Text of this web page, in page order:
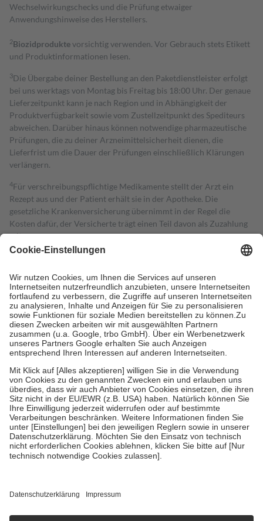
Wechselwirkungschecks und die Prüfung etwaiger
Anwendungshinweise des Herstellers.
2Biozidproduktevorsichtig verwenden. Vor Gebrauch stets Etikett
und Produktinformationen lesen.
3Die Übergabe deiner Bestellung an den Paketdienstleister erfolgt
bei uns werktags von Montag bis Freitag bis 18:00 Uhr. Der genaue
Lieferzeitpunkt kann je nach Region und in Abhängigkeit der
Produktverfügbarkeit sowie vom Zustellzeitpunkt des Spediteurs
abweichen. Darüber hinaus können notwendige pharmazeutische
Prüfungen, die zu deiner Arzneimittelsicherheit dienen, die
Lieferfrist um die Dauer der Prüfungen einschließlich Klärungen
verlängern.
4Für verschreibungspflichtige Medikamente stellt der Arzt ein
Rezept aus und der Patient erhält sie in der Apotheke. Die
gesetzliche Krankenversicherung übernimmt in der Regel die
Kosten dafür, der Versicherte trägt einen Teil davon als Zuzahlung
mit.
Grundsätzlich leisten Mitglieder Zuzahlungen in Höhe von zehn
höchstens zehn Euro.
Es sind jedoch nie mehr als die tatsächlichen
Kosten der Leistung zu entrichten.
Diese Regeln gelten grundsätzlich auch für Online-Apotheken.
Bei Heilmitteln und häuslicher Krankenpflege beträgt die
Zuzahlung zehn Prozent der Kosten sowie zehn Euro je
Verordnung.
Um das Engagement der Versicherten für ihre eigene Gesundheit zu
stärken und die besondere Stellung der Familie zu unterstützen,
fallenkeine Zuzahlungenan bei:
• Kindern und Jugendlichen bis zum vollendeten 18. Lebensjahr
mit Ausnahme der Fahrkosten
• Untersuchungen zur Vorsorge und Früherkennung, die von der
GKV getragen werden
• empfohlenen Schutzimpfungen
• Harn- und Blutteststreifen
getroffen, um sicherzustellen, dass es sich um echte Bewertungen
https://help.etrusted.com/hc/de/articles/4419944605341